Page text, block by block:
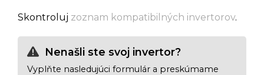
Skontroluj zoznam kompatibilných invertorov.
Nenašli ste svoj invertor?
Vyplňte nasledujúci formulár a preskúmame